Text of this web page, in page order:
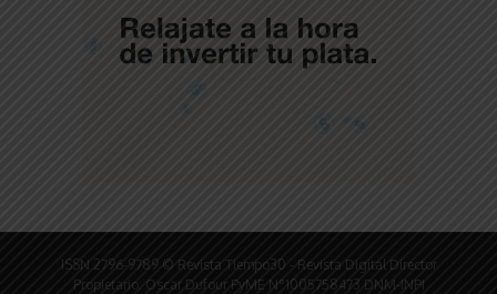
ISSN 2796-9789 © Revista Tiempo30 - Revista Digital Director
Propietario: Oscar Dufour PyME N°1005758473 DNM-INPI